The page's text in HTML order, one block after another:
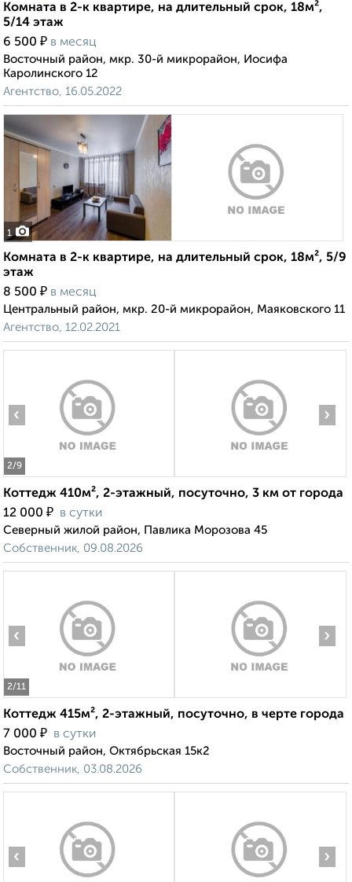
Комната в 2-к квартире, на длительный срок, 18м²,
5/14 этаж
6 500 ₽ в месяц
Восточный район, мкр. 30-й микрорайон, Иосифа
Каролинского 12
Агентство, 16.05.2022
1
Комната в 2-к квартире, на длительный срок, 18м², 5/9
этаж
8 500 ₽ в месяц
Центральный район, мкр. 20-й микрорайон, Маяковского 11
Агентство, 12.02.2021
2/9
‹ ›
Коттедж 410м², 2-этажный, посуточно, 3 км от города
12 000 ₽ в сутки
Северный жилой район, Павлика Морозова 45
Собственник, 09.08.2026
2/11
‹ ›
Коттедж 415м², 2-этажный, посуточно, в черте города
7 000 ₽ в сутки
Восточный район, Октябрьская 15к2
Собственник, 03.08.2026
‹ ›